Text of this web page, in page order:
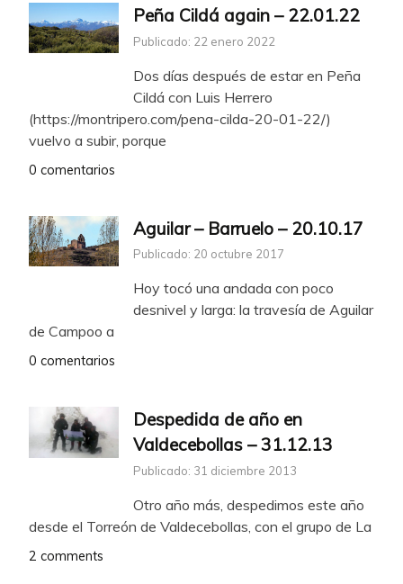
Peña Cildá again – 22.01.22
Publicado: 22 enero 2022
Dos días después de estar en Peña
Cildá con Luis Herrero
(https://montripero.com/pena-cilda-20-01-22/)
vuelvo a subir, porque
0 comentarios
Aguilar – Barruelo – 20.10.17
Publicado: 20 octubre 2017
Hoy tocó una andada con poco
desnivel y larga: la travesía de Aguilar
de Campoo a
0 comentarios
Despedida de año en
Valdecebollas – 31.12.13
Publicado: 31 diciembre 2013
Otro año más, despedimos este año
desde el Torreón de Valdecebollas, con el grupo de La
2 comments